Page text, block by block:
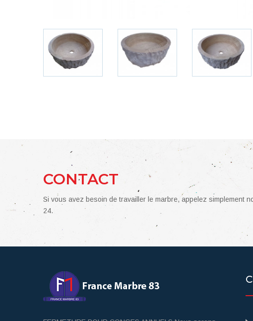
CONTACT
Si vous avez besoin de travailler le marbre, appelez simplement
24.